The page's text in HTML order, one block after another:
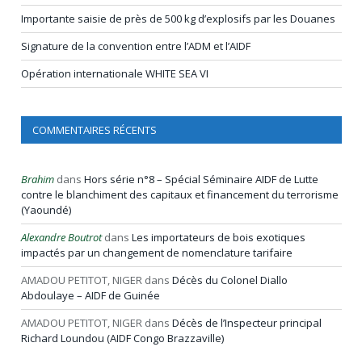
Importante saisie de près de 500 kg d’explosifs par les Douanes
Signature de la convention entre l’ADM et l’AIDF
Opération internationale WHITE SEA VI
COMMENTAIRES RÉCENTS
Brahim dans Hors série n°8 – Spécial Séminaire AIDF de Lutte
contre le blanchiment des capitaux et financement du terrorisme
(Yaoundé)
Alexandre Boutrotdans Les importateurs de bois exotiques
impactés par un changement de nomenclature tarifaire
AMADOU PETITOT, NIGER dans Décès du Colonel Diallo
Abdoulaye – AIDF de Guinée
AMADOU PETITOT, NIGER dans Décès de l’Inspecteur principal
Richard Loundou (AIDF Congo Brazzaville)